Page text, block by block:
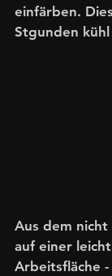
einfärben.
Stgunden
Aus dem
auf einer
Arbeitsfläche